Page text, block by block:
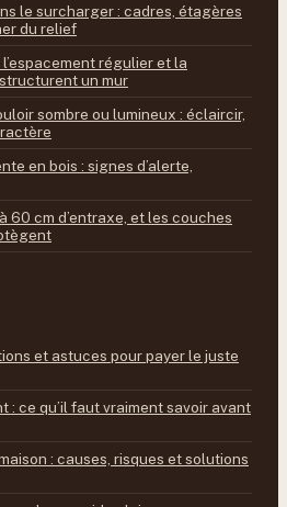
le surcharger : cadres, étagères
du relief
régulier et la
un mur
sombre ou lumineux : éclaircir,
en bois : signes d’alerte,
60 cm d’entraxe, et les couches
et astuces pour payer le juste
: ce qu’il faut vraiment savoir avant
: causes, risques et solutions